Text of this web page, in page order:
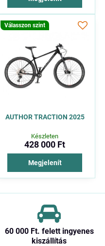
Válasszon szint
AUTHOR TRACTION 2025
Készleten
428 000 Ft
Megjelenít
60 000 Ft​. felett ingyenes
kiszállítás